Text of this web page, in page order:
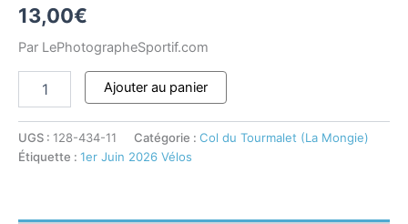
13,00€
Par LePhotographeSportif.com
Ajouter au panier
UGS : 128-434-11 Catégorie : Col du Tourmalet (La Mongie)
Étiquette : 1er Juin 2026 Vélos